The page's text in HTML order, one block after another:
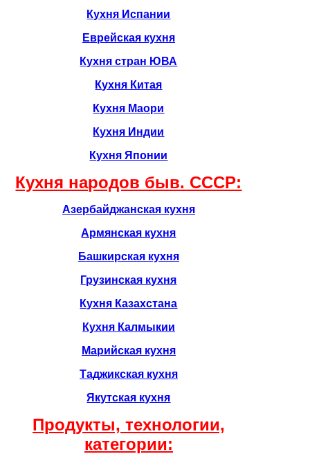
Кухня Испании
Еврейская кухня
Кухня стран ЮВА
Кухня Китая
Кухня Маори
Кухня Индии
Кухня Японии
Кухня народов быв. CCCР:
Азербайджанская кухня
Армянская кухня
Башкирская кухня
Грузинская кухня
Кухня Казахстана
Кухня Калмыкии
Марийская кухня
Таджикская кухня
Якутская кухня
Продукты, технологии,
категории: